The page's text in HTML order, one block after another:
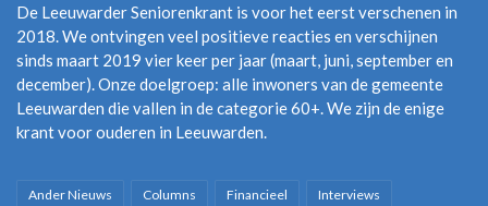
De Leeuwarder Seniorenkrant is voor het eerst verschenen in
2018. We ontvingen veel positieve reacties en verschijnen
sinds maart 2019 vier keer per jaar (maart, juni, september en
december). Onze doelgroep: alle inwoners van de gemeente
Leeuwarden die vallen in de categorie 60+. We zijn de enige
krant voor ouderen in Leeuwarden.
Ander Nieuws Columns Financieel Interviews